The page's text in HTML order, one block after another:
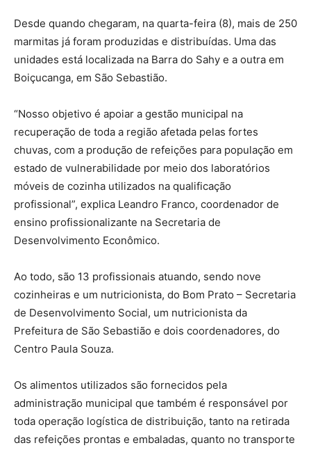
Desde quando chegaram, na quarta-feira (8), mais de 250
marmitas já foram produzidas e distribuídas. Uma das
unidades está localizada na Barra do Sahy e a outra em
Boiçucanga, em São Sebastião.
“Nosso objetivo é apoiar a gestão municipal na
recuperação de toda a região afetada pelas fortes
chuvas, com a produção de refeições para população em
estado de vulnerabilidade por meio dos laboratórios
móveis de cozinha utilizados na qualificação
profissional”, explica Leandro Franco, coordenador de
ensino profissionalizante na Secretaria de
Desenvolvimento Econômico.
Ao todo, são 13 profissionais atuando, sendo nove
cozinheiras e um nutricionista, do Bom Prato – Secretaria
de Desenvolvimento Social, um nutricionista da
Prefeitura de São Sebastião e dois coordenadores, do
Centro Paula Souza.
Os alimentos utilizados são fornecidos pela
administração municipal que também é responsável por
toda operação logística de distribuição, tanto na retirada
das refeições prontas e embaladas, quanto no transporte